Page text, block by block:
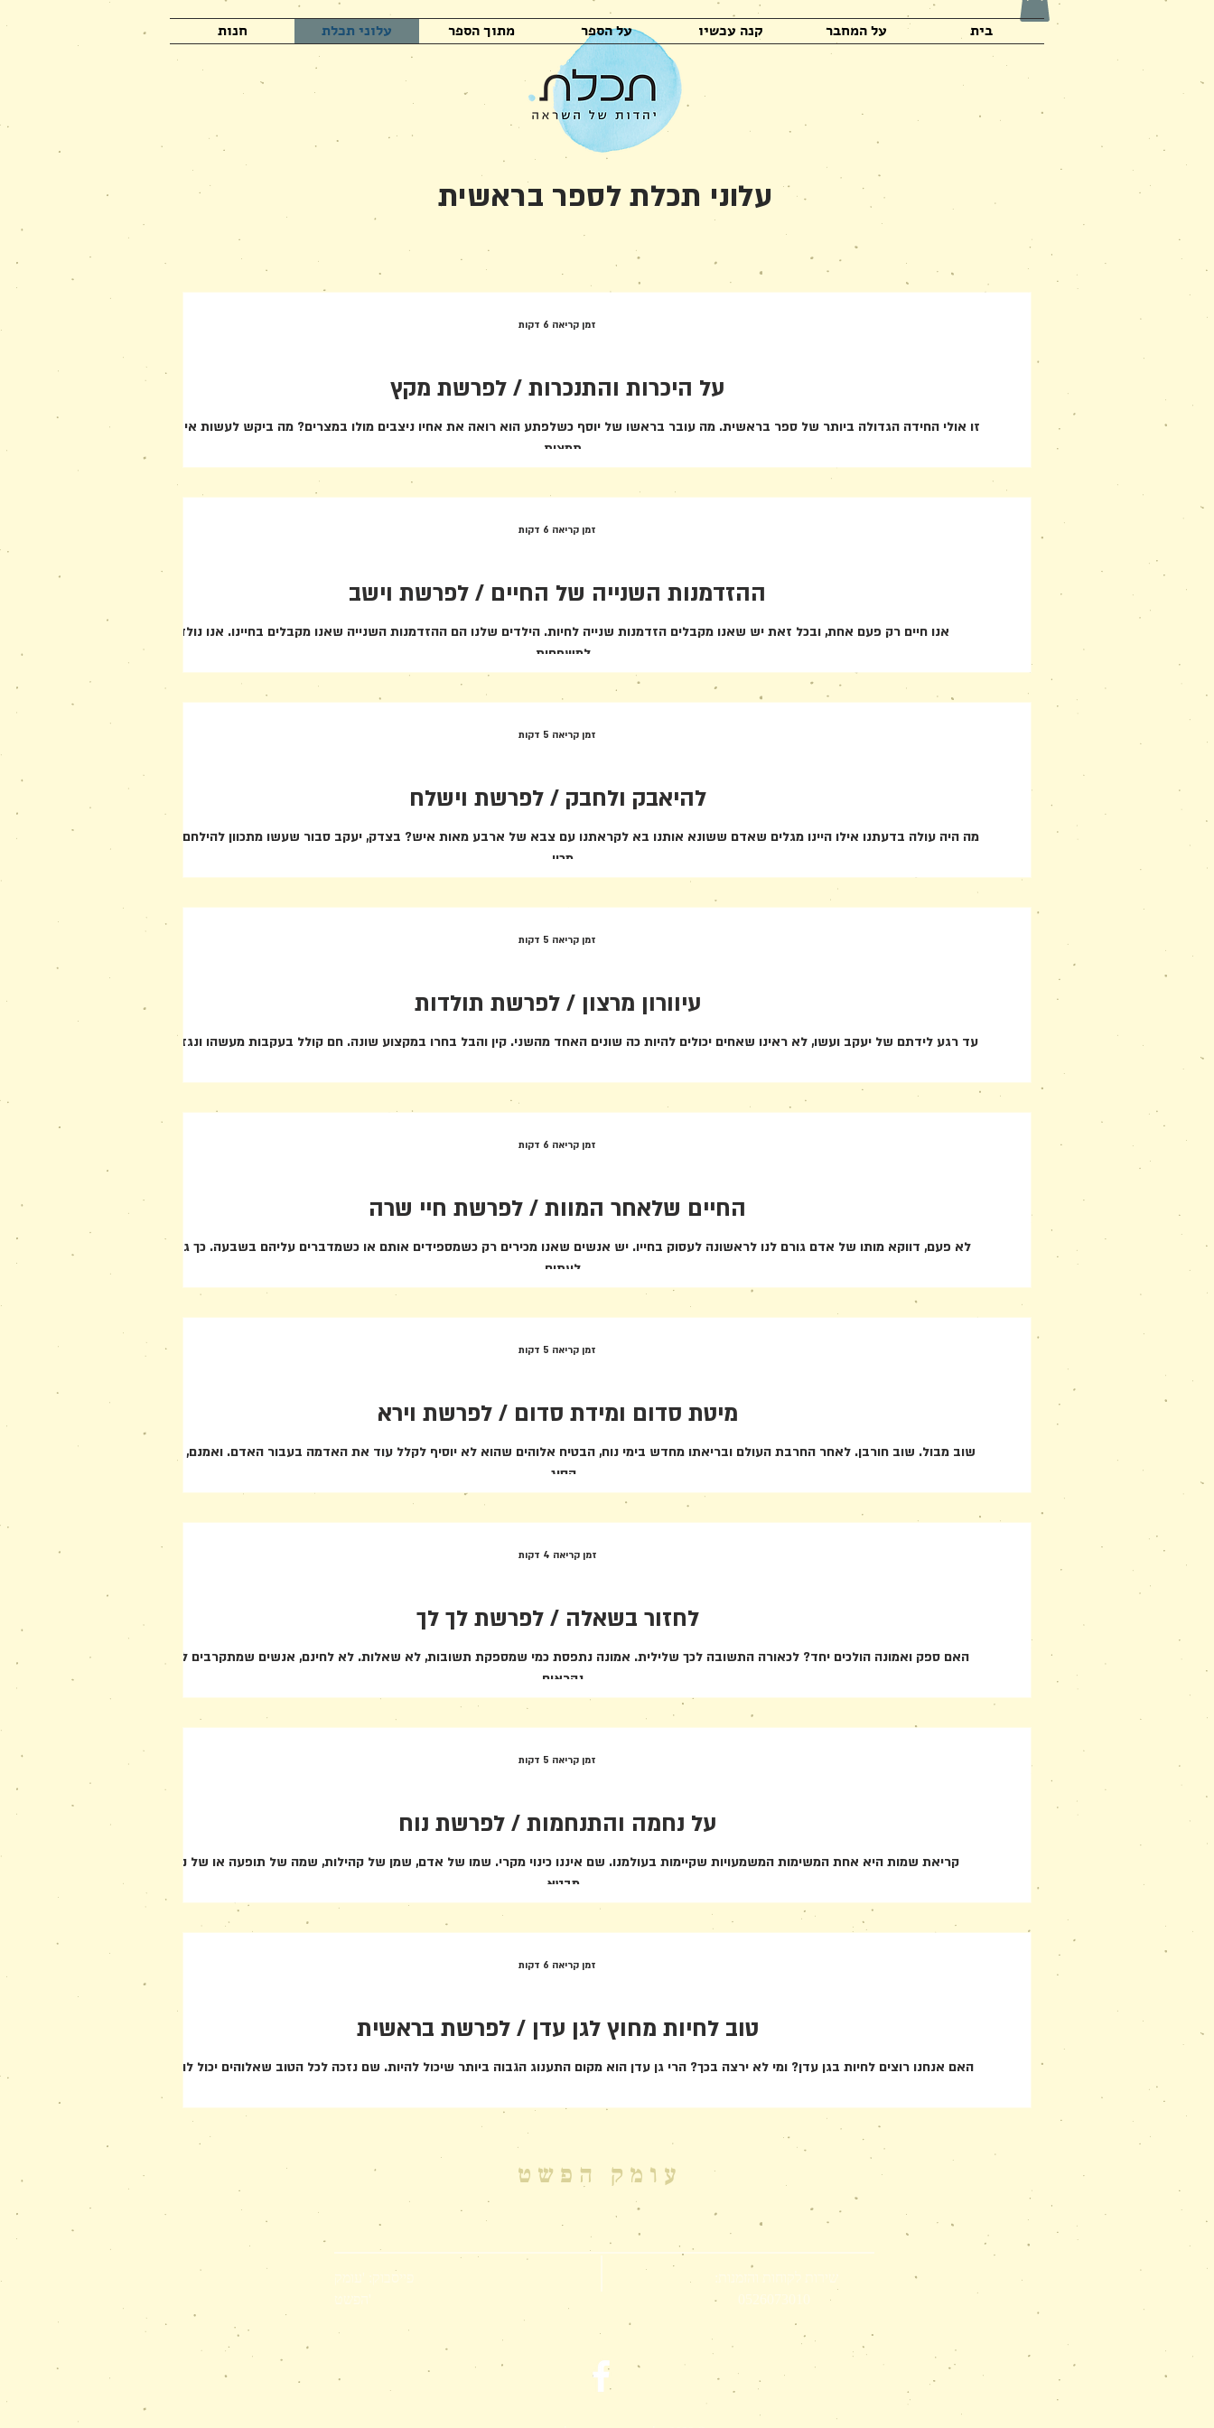
בית על המחבר קנה עכשיו על הספר מתוך הספר עלוני תכלת חנות
עלוני תכלת לספר בראשית
על היכרות והתנכרות / לפרשת מקץ
זו אולי החידה הגדולה ביותר של ספר בראשית. מה עובר בראשו של יוסף כשלפתע הוא רואה את אחיו ניצבים מולו במצרים? מה ביקש לעשות איתם? הנה
תמצית...
זמן קריאה 6 דקות
ההזדמנות השנייה של החיים / לפרשת וישב
אנו חיים רק פעם אחת, ובכל זאת יש שאנו מקבלים הזדמנות שנייה לחיות. הילדים שלנו הם ההזדמנות השנייה שאנו מקבלים בחיינו. אנו נולדים
למשפחות...
זמן קריאה 6 דקות
להיאבק ולחבק / לפרשת וישלח
מה היה עולה בדעתנו אילו היינו מגלים שאדם ששונא אותנו בא לקראתנו עם צבא של ארבע מאות איש? בצדק, יעקב סבור שעשו מתכוון להילחם בו, והוא
מכין...
זמן קריאה 5 דקות
עיוורון מרצון / לפרשת תולדות
עד רגע לידתם של יעקב ועשו, לא ראינו שאחים יכולים להיות כה שונים האחד מהשני. קין והבל בחרו במקצוע שונה. חם קולל בעקבות מעשהו ונגזר עליו...
זמן קריאה 5 דקות
החיים שלאחר המוות / לפרשת חיי שרה
לא פעם, דווקא מותו של אדם גורם לנו לראשונה לעסוק בחייו. יש אנשים שאנו מכירים רק כשמספידים אותם או כשמדברים עליהם בשבעה. כך גם קורה
לעתים...
זמן קריאה 6 דקות
מיטת סדום ומידת סדום / לפרשת וירא
שוב מבול. שוב חורבן. לאחר החרבת העולם ובריאתו מחדש בימי נוח, הבטיח אלוהים שהוא לא יוסיף לקלל עוד את האדמה בעבור האדם. ואמנם, מבול מן
הסוג...
זמן קריאה 5 דקות
לחזור בשאלה / לפרשת לך לך
האם ספק ואמונה הולכים יחד? לכאורה התשובה לכך שלילית. אמונה נתפסת כמי שמספקת תשובות, לא שאלות. לא לחינם, אנשים שמתקרבים לאמונה
נקראים...
זמן קריאה 4 דקות
על נחמה והתנחמות / לפרשת נוח
קריאת שמות היא אחת המשימות המשמעויות שקיימות בעולמנו. שם איננו כינוי מקרי. שמו של אדם, שמן של קהילות, שמה של תופעה או של נטייה,
מבטא...
זמן קריאה 5 דקות
טוב לחיות מחוץ לגן עדן / לפרשת בראשית
האם אנחנו רוצים לחיות בגן עדן? ומי לא ירצה בכך? הרי גן עדן הוא מקום התענוג הגבוה ביותר שיכול להיות. שם נזכה לכל הטוב שאלוהים יכול להעניק...
זמן קריאה 6 דקות
עומק הפשט